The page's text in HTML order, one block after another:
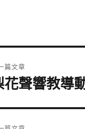
篇文章
花聲響教導